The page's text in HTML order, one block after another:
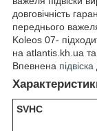
довговічність
переднього
Koleos 07-
на atlantis.kh.ua та
Впевнена підвіска
SVHC